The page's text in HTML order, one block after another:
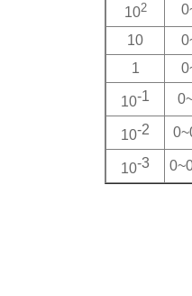
102
10
1
10-1
10-2
10-3